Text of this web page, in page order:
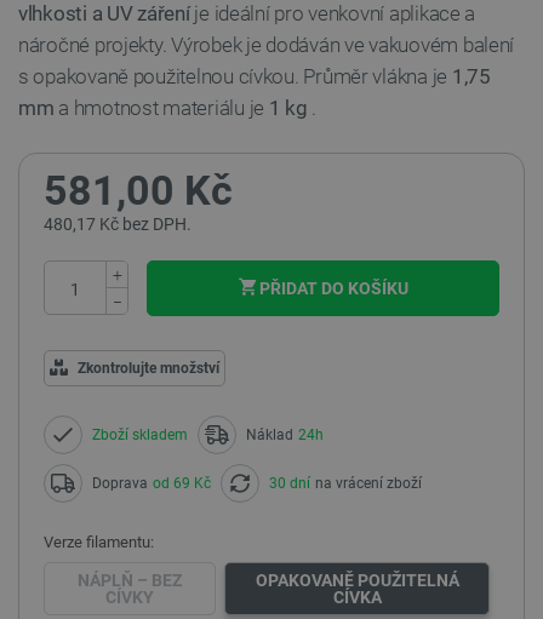
vlhkosti a UV zářeníje ideální pro venkovní aplikace a
náročné projekty. Výrobek je dodáván ve vakuovém balení
s opakovaně použitelnou cívkou. Průměr vlákna je 1,75
mm a hmotnost materiálu je 1 kg .
581,00 Kč
480,17 Kč bez DPH.
+
−
PŘIDAT DO KOŠÍKU
Zkontrolujte množství
Zboží skladem Náklad 24h
Doprava od 69 Kč 30 dní na vrácení zboží
Verze filamentu:
NÁPLŇ – BEZ
CÍVKY
OPAKOVANĚ POUŽITELNÁ
CÍVKA